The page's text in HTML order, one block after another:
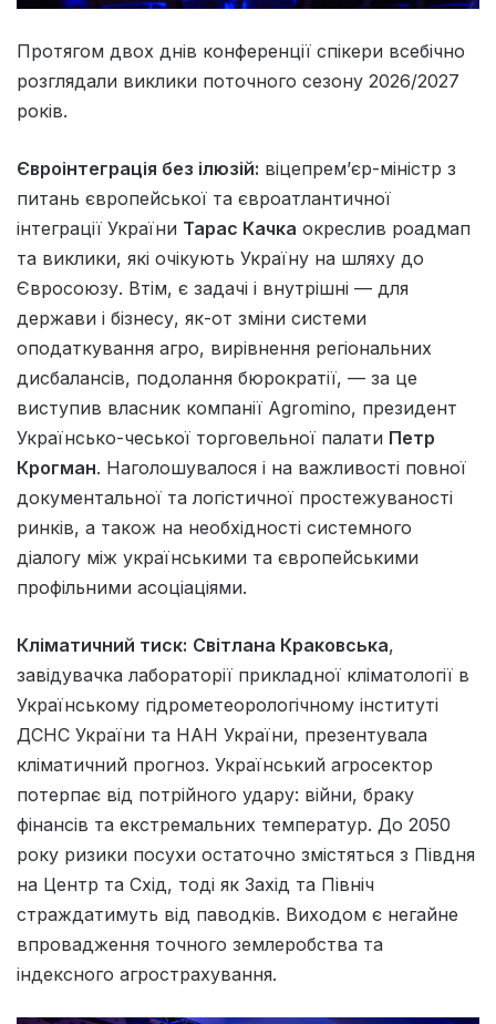
Протягом двох днів конференції спікери всебічно
розглядали виклики поточного сезону 2026/2027
років.
Євроінтеграція без ілюзій: віцепремʼєр-міністр з
питань європейської та євроатлантичної
інтеграції України Тарас Качка окреслив роадмап
та виклики, які очікують Україну на шляху до
Євросоюзу. Втім, є задачі і внутрішні — для
держави і бізнесу, як-от зміни системи
оподаткування агро, вирівнення регіональних
дисбалансів, подолання бюрократії, — за це
виступив власник компанії Agromino, президент
Українсько-чеської торговельної палати Петр
Крогман. Наголошувалося і на важливості повної
документальної та логістичної простежуваності
ринків, а також на необхідності системного
діалогу між українськими та європейськими
профільними асоціаціями.
Кліматичний тиск: Світлана Краковська,
завідувачка лабораторії прикладної кліматології в
Українському гідрометеорологічному інституті
ДСНС України та НАН України, презентувала
кліматичний прогноз. Український агросектор
потерпає від потрійного удару: війни, браку
фінансів та екстремальних температур. До 2050
року ризики посухи остаточно змістяться з Півдня
на Центр та Схід, тоді як Захід та Північ
страждатимуть від паводків. Виходом є негайне
впровадження точного землеробства та
індексного агрострахування.